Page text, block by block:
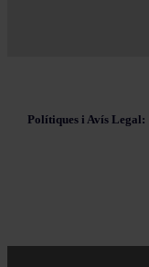
Polítiques i Avís Legal: